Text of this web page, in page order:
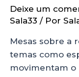
Deixe um
Sala33 / Por
Mesas sobre a
temas como
movimentam o